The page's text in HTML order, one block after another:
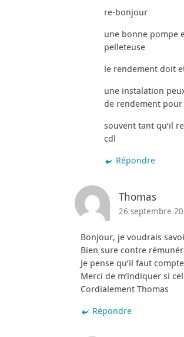
re-bonjour
une bonne pompe
pelleteuse
le rendement doit
une instalation
de rendement pour
souvent tant qu’il
cdl
Répondre
Thomas
26 septembre
Bonjour, je voudrais
Bien sure contre
Je pense qu’il faut
Merci de m’indiquer si
Cordialement Thomas
Répondre